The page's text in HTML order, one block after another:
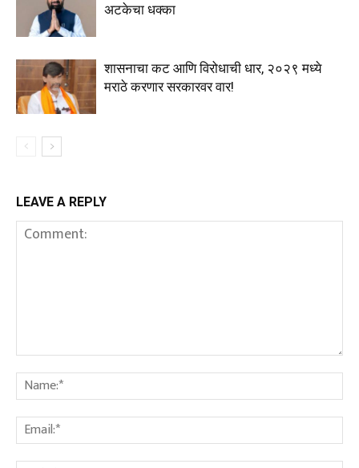
अटकेचा धक्का
शासनाचा कट आणि विरोधाची धार, २०२९ मध्ये
मराठे करणार सरकारवर वार!
LEAVE A REPLY